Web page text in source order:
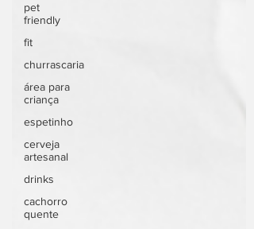
pet
friendly
fit
churrascaria
área para
criança
espetinho
cerveja
artesanal
drinks
cachorro
quente